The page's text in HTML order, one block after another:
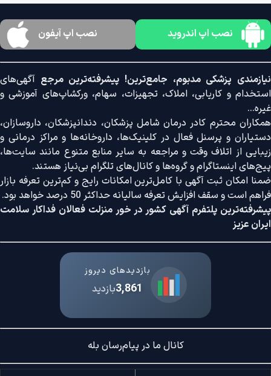
نصب اپ اندروید نصب اپ آیفون
نیازمندی پزشکی مدبوم، جامع‌ترین! پیشرفته‌ترین مرجع آگهی‌های
استخدام و کاریابی، املاک، تجهیزات، سهام، ورکشاپ‌های آموزشی و
غیره...
همکاران محترم کادر درمان شامل پزشکان، دندانپزشکان، داروسازان،
دستیاران و پرسنل فعال در کلینیک‌ها، داروخانه‌ها و مراکز درمانی و
زیبایی از اتلاف وقت و مراجعه به سایر منابع متنوع مانند سایت‌ها،
پیج‌های اینستاگرام و گروه‌ها و کانال‌های تلگرام بی‌نیاز هستند.
ضمنا امکان ثبت آگهی با کامل‌ترین امکانات رایج و کم‌ترین تعرفه بازار
فراهم است و سقف افزایش تعرفه سالیانه حداکثر 50 درصد خواهد بود.
پیشرفته‌ترین پلتفرم آگهی کشور در خور منزلت فعالان فداکار سلامت
ایران عزیز
بازدیدهای دیروز
3,861بازدید
کانال ما در پیام‌رسان بله